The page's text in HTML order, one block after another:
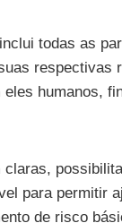
todas as
respectivas
eles humanos,
para permitir
de risco